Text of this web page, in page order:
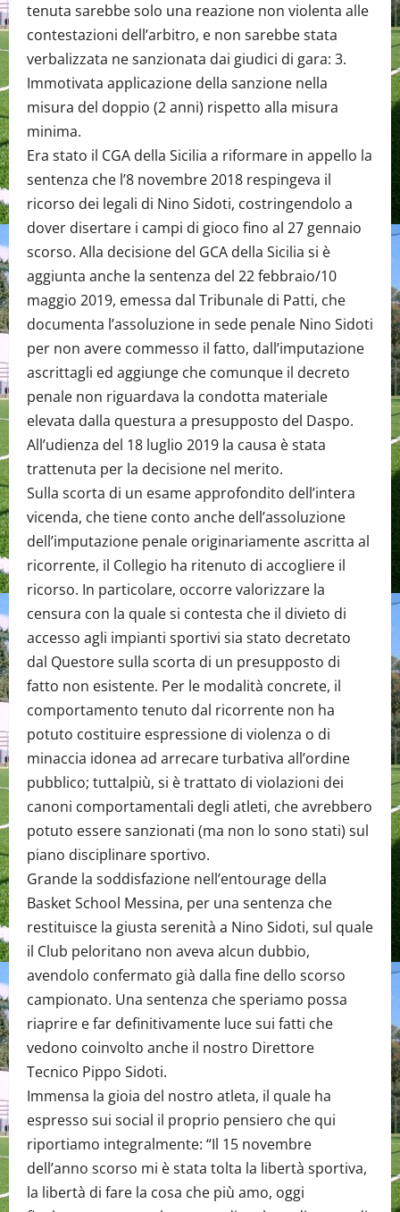
tenuta sarebbe solo una reazione non violenta alle
contestazioni dell’arbitro, e non sarebbe stata
verbalizzata ne sanzionata dai giudici di gara: 3.
Immotivata applicazione della sanzione nella
misura del doppio (2 anni) rispetto alla misura
minima.
Era stato il CGA della Sicilia a riformare in appello la
sentenza che l’8 novembre 2018 respingeva il
ricorso dei legali di Nino Sidoti, costringendolo a
dover disertare i campi di gioco fino al 27 gennaio
scorso. Alla decisione del GCA della Sicilia si è
aggiunta anche la sentenza del 22 febbraio/10
maggio 2019, emessa dal Tribunale di Patti, che
documenta l’assoluzione in sede penale Nino Sidoti
per non avere commesso il fatto, dall’imputazione
ascrittagli ed aggiunge che comunque il decreto
penale non riguardava la condotta materiale
elevata dalla questura a presupposto del Daspo.
All’udienza del 18 luglio 2019 la causa è stata
trattenuta per la decisione nel merito.
Sulla scorta di un esame approfondito dell’intera
vicenda, che tiene conto anche dell’assoluzione
dell’imputazione penale originariamente ascritta al
ricorrente, il Collegio ha ritenuto di accogliere il
ricorso. In particolare, occorre valorizzare la
censura con la quale si contesta che il divieto di
accesso agli impianti sportivi sia stato decretato
dal Questore sulla scorta di un presupposto di
fatto non esistente. Per le modalità concrete, il
comportamento tenuto dal ricorrente non ha
potuto costituire espressione di violenza o di
minaccia idonea ad arrecare turbativa all’ordine
pubblico; tuttalpiù, si è trattato di violazioni dei
canoni comportamentali degli atleti, che avrebbero
potuto essere sanzionati (ma non lo sono stati) sul
piano disciplinare sportivo.
Grande la soddisfazione nell’entourage della
Basket School Messina, per una sentenza che
restituisce la giusta serenità a Nino Sidoti, sul quale
il Club peloritano non aveva alcun dubbio,
avendolo confermato già dalla fine dello scorso
campionato. Una sentenza che speriamo possa
riaprire e far definitivamente luce sui fatti che
vedono coinvolto anche il nostro Direttore
Tecnico Pippo Sidoti.
Immensa la gioia del nostro atleta, il quale ha
espresso sui social il proprio pensiero che qui
riportiamo integralmente: “Il 15 novembre
dell’anno scorso mi è stata tolta la libertà sportiva,
la libertà di fare la cosa che più amo, oggi